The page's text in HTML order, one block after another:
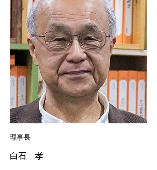
理事長
白石 孝